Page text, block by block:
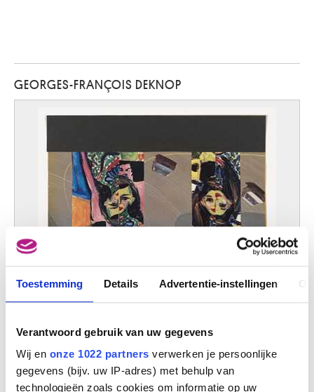
Toestemming Details Advertentie-instellingen
Verantwoord gebruik van uw gegevens
Wij en onze 1022 partners verwerken je persoonlijke
gegevens (bijv. uw IP-adres) met behulp van
technologieën zoals cookies om informatie op uw
Geraardsbergen 1921 - Brugge 1996
D'Haveloose Marnix
Maldegem 1885 - Brussel 1973
d'Hondecoeter Melchior
d'Orgeix Christian
Foix, Ariège (Frankrijk) 1927
da Caravaggio Polidor Caldara
Caravaggio (Italië) 1490 - Messina (Sicilië, Italië) 1543 ?
da Reggio Raffaellino
Codemondo, Reggio Emilia (Italië) ca. 1550 - Rome (Italië) 1578
dal Ponte Giovanni
Dalí Salvador
GEORGES-FRANÇOIS DEKNOP
Georges-François Deknop